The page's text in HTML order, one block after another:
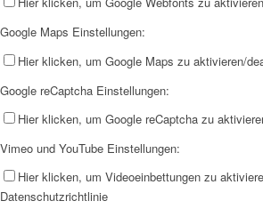
Google Maps Einstellungen:
Hier klicken, um Google Maps zu aktivieren/
Google reCaptcha Einstellungen:
Hier klicken, um Google reCaptcha zu
Vimeo und YouTube Einstellungen:
Hier klicken, um Videoeinbettungen zu
Datenschutzrichtlinie